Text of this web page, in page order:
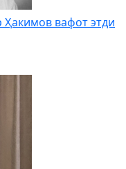
вафот этди